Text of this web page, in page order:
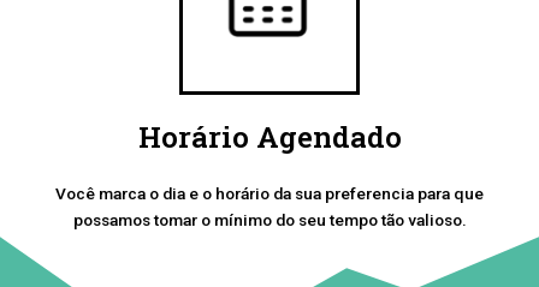
Horário Agendado
Você marca o dia e o horário da sua preferencia para que
possamos tomar o mínimo do seu tempo tão valioso.